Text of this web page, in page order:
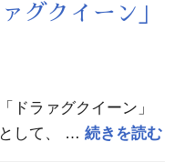
グクイーン」
ドラァグクイーン」
として、 …続きを読むア